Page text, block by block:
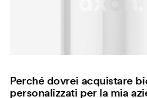
Perché dovrei acquistare
personalizzati per la mia